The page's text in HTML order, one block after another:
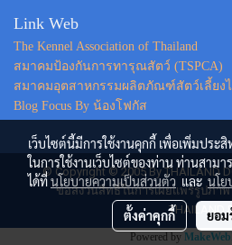
Link Web
The Kennel Association of Thailand
สมาคมป้องกันการทารุณสัตว์ (TSPCA)
สมาคมอุตสาหกรรมผลิตภัณฑ์สัตว์เลี้ยง
Blog Focus By น้องโฟกัส
© Copyright © 2005 By THAILAND
ขอสงวนสิทธิ์ในการเผยแพร่รูปภา
THAILAND
Powered by
เว็บไซต์นี้มีการใช้งานคุกกี้ เพื่อเพิ่มปร
ในการใช้งานเว็บไซต์ของท่าน ท่านสามา
ได้ที่นโยบายความเป็นส่วนตัวและนโย
ตั้งค่าคุกกี้ ยอ